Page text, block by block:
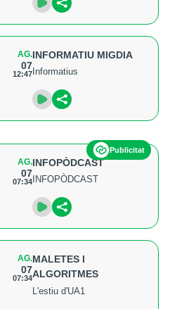
AG.
07
12:47
INFORMATIU MIGDIA
Informatius
Publicitat
AG.
07
07:34
INFOPÒDCAST
INFOPÒDCAST
AG.
07
07:34
MALETES I
ALGORITMES
L'estiu d'UA1